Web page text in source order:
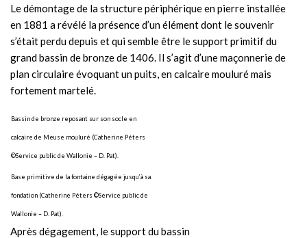
Le démontage de la structure périphérique en pierre installée
en 1881 a révélé la présence d’un élément dont le souvenir
s’était perdu depuis et qui semble être le support primitif du
grand bassin de bronze de 1406. Il s’agit d’une maçonnerie de
plan circulaire évoquant un puits, en calcaire mouluré mais
fortement martelé.
Bassin de bronze reposant sur son socle en
calcaire de Meuse mouluré (Catherine Péters
©Service public de Wallonie – D. Pat).
Base primitive de la fontaine dégagée jusqu’à sa
fondation (Catherine Péters ©Service public de
Wallonie – D. Pat).
Après dégagement, le support du bassin